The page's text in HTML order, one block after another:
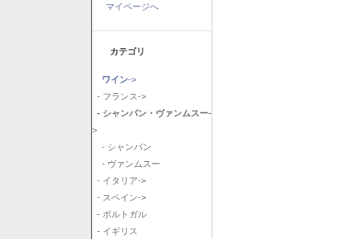
マイページへ
カテゴリ
ワイン->
- フランス->
- シャンパン・ヴァンムスー-
>
- シャンパン
- ヴァンムスー
- イタリア->
- スペイン->
- ポルトガル
- イギリス